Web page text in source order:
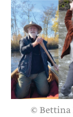
© Bettina